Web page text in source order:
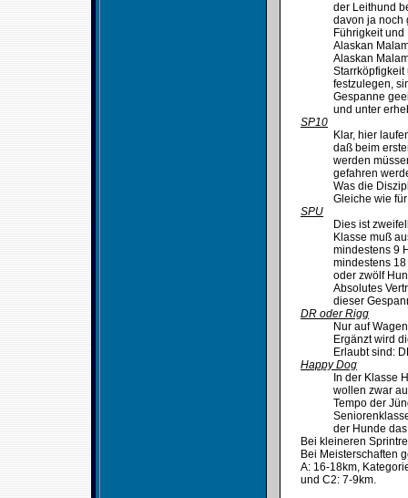
der Leithund
davon ja noch
Führigkeit
Alaskan
Alaskan
festzulegen,
Gespanne
und unter
SP10
Klar, hier
daß beim
werden
gefahren
Was die
Gleiche wie
SPU
Dies ist
Klasse muß
mindestens 9
mindestens
oder zwölf
Absolutes
dieser
DR oder Rigg
Nur auf
Ergänzt wird
Erlaubt sind:
Happy Dog
In der Klasse
wollen zwar
Tempo der
der Hunde
Bei kleineren
Bei Meisterschaften
A: 16-18km,
und C2: 7-9km.